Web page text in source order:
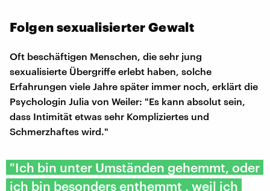
Folgen sexualisierter Gewalt
Oft beschäftigen Menschen, die sehr jung
sexualisierte Übergriffe erlebt haben, solche
Erfahrungen viele Jahre später immer noch, erklärt die
Psychologin Julia von Weiler: "Es kann absolut sein,
dass Intimität etwas sehr Kompliziertes und
Schmerzhaftes wird."
"Ich bin unter Umständen gehemmt, oder
ich bin besonders enthemmt , weil ich